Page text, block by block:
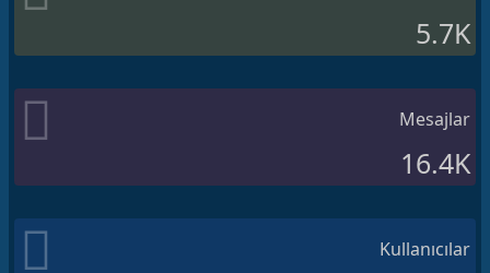
5.7K
Mesajlar
16.4K
Kullanıcılar